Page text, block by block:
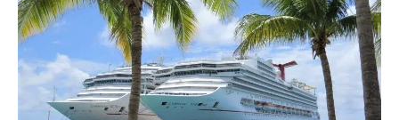
Unknown-Jul 06 2026
Chine : des investissements à l'étranger plus encadrés
Unknown-Jul 01 2026
Economie hôtelière : la connectivité comme levier
Unknown-Jun 27 2026
Pays du Golfe : nouveau paradigme, nouvelles priorités